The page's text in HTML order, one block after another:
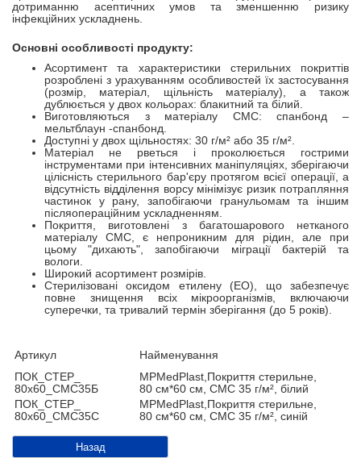
дотриманню асептичних умов та зменшенню ризику
інфекційних ускладнень.
Основні особливості продукту:
Асортимент та характеристики стерильних покриттів
розроблені з урахуванням особливостей їх застосування
(розмір, матеріал, щільність матеріалу), а також
дублюється у двох кольорах: блакитний та білий.
Виготовляються з матеріалу СМС: спанбонд –
мельтблаун -спанбонд.
Доступні у двох щільностях: 30 г/м² або 35 г/м².
Матеріал не рветься і проколюється гострими
інструментами при інтенсивних маніпуляціях, зберігаючи
цілісність стерильного бар'єру протягом всієї операції, а
відсутність відділення ворсу мінімізує ризик потрапляння
частинок у рану, запобігаючи гранульомам та іншим
післяопераційним ускладненням.
Покриття, виготовлені з багатошарового нетканого
матеріалу СМС, є непроникним для рідин, але при
цьому "дихають", запобігаючи міграції бактерій та
вологи.
Широкий асортимент розмірів.
Стерилізовані оксидом етилену (EO), що забезпечує
повне знищення всіх мікроорганізмів, включаючи
суперечки, та тривалий термін зберігання (до 5 років).
Артикул
Найменування
ПОК_СТЕР_
80x60_СМС35Б
MPMedPlast,Покриття стерильне,
80 см*60 см, СМС 35 г/м², білий
ПОК_СТЕР_
80x60_СМС35С
MPMedPlast,Покриття стерильне,
80 см*60 см, СМС 35 г/м², синій
Назад